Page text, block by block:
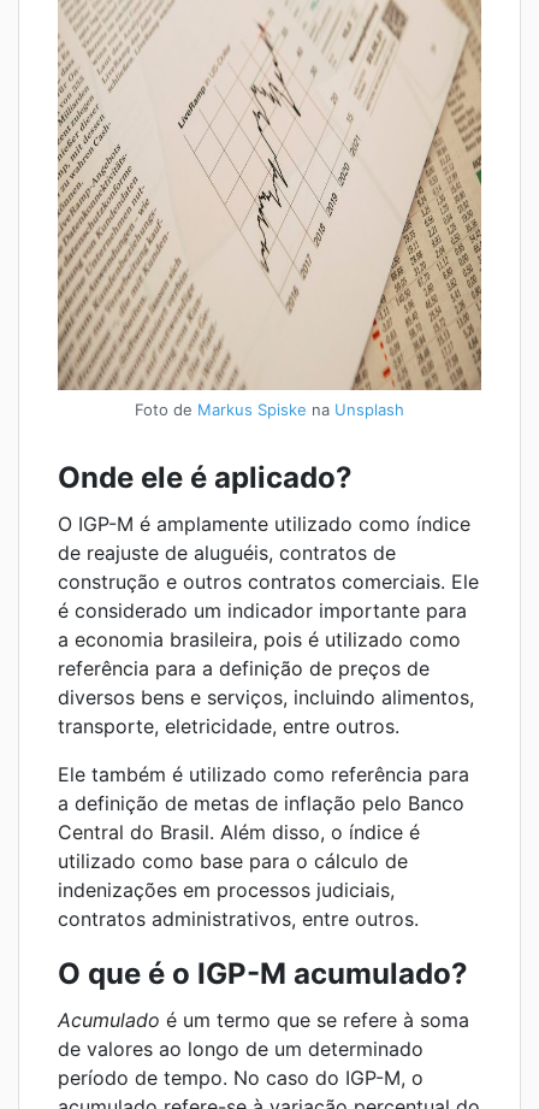
Foto de Markus Spiske na Unsplash
Onde ele é aplicado?
O IGP-M é amplamente utilizado como índice
de reajuste de aluguéis, contratos de
construção e outros contratos comerciais. Ele
é considerado um indicador importante para
a economia brasileira, pois é utilizado como
referência para a definição de preços de
diversos bens e serviços, incluindo alimentos,
transporte, eletricidade, entre outros.
Ele também é utilizado como referência para
a definição de metas de inflação pelo Banco
Central do Brasil. Além disso, o índice é
utilizado como base para o cálculo de
indenizações em processos judiciais,
contratos administrativos, entre outros.
O que é o IGP-M acumulado?
Acumulado é um termo que se refere à soma
de valores ao longo de um determinado
período de tempo. No caso do IGP-M, o